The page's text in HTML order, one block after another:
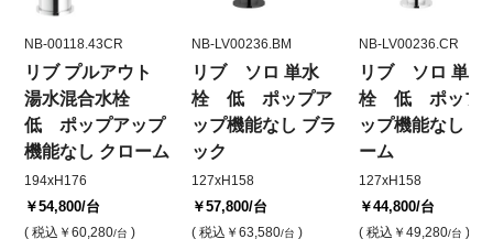
NB-00118.43CR
リブ プルアウト
湯水混合水栓
低 ポップアップ
機能なし クローム
194xH176
￥54,800/台
( 税込 ￥60,280/台 )
NB-LV00236.BM
リブ ソロ 単水
栓 低 ポップア
ップ機能なし ブラ
ック
127xH158
￥57,800/台
( 税込 ￥63,580/台 )
NB-LV00236.CR
リブ ソロ 単水
栓 低 ポップ
ップ機能なし ク
ーム
127xH158
￥44,800/台
( 税込 ￥49,280/台 )